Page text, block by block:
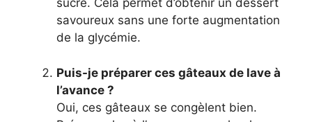
sucre. Cela permet d’obtenir un dessert
savoureux sans une forte augmentation
de la glycémie.
Puis-je préparer ces gâteaux de lave à
l’avance ?
Oui, ces gâteaux se congèlent bien.